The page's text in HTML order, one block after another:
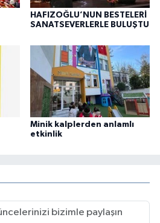
HAFIZOĞLU’NUN BESTELERİ
SANATSEVERLERLE BULUŞTU
Minik kalplerden anlamlı
etkinlik